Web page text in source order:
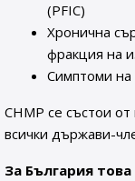
(PFIC)
Хронична
фракция на
Симптоми
CHMP се състои
всички държави-
За България това